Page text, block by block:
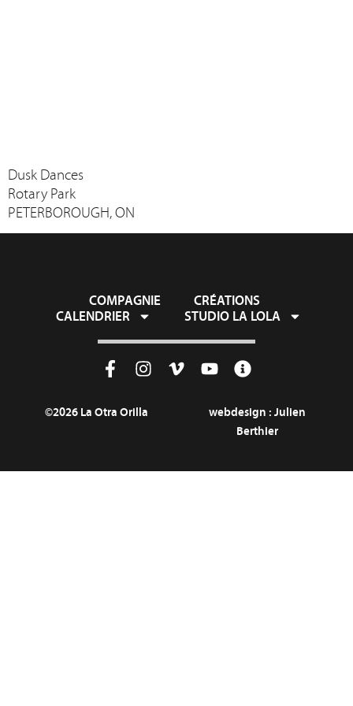
Dusk Dances
Rotary Park
PETERBOROUGH, ON
COMPAGNIE
CRÉATIONS
CALENDRIER
STUDIO LA LOLA
©2026 La Otra Orilla webdesign : Julien
Berthier